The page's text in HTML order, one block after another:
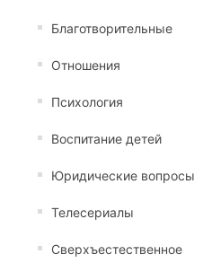
Благотворительные
Отношения
Психология
Воспитание детей
Юридические вопросы
Телесериалы
Сверхъестественное